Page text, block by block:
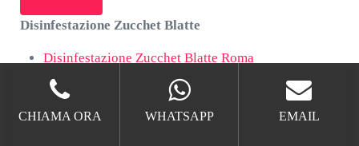
Disinfestazione Zucchet Blatte
Disinfestazione Zucchet Blatte Roma
Disinfestazione Zucchet Blatte Monte Mario
CHIAMA ORA WHATSAPP EMAIL